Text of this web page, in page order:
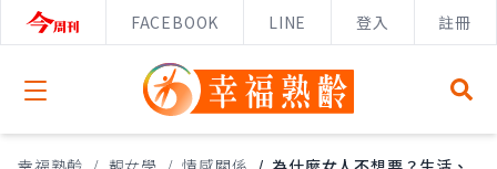
FACEBOOK LINE 登入 註冊
Open menu